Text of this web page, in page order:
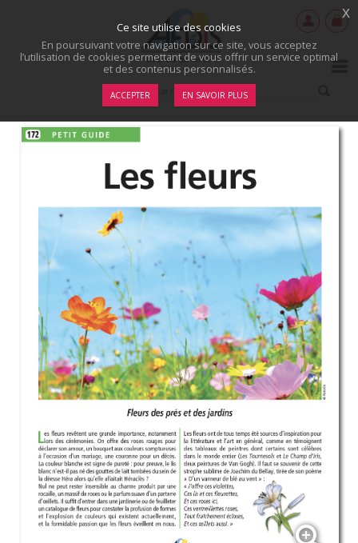
Ce site utilise des cookies
En poursuivant votre navigation sur ce site, vous acceptez
l’utilisation de cookies permettant de vous offrir un service optimal
et des contenus personnalisés.
ACCEPTER EN SAVOIR PLUS
x